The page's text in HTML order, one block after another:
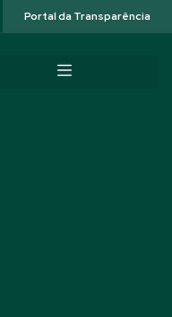
Portal da Transparência